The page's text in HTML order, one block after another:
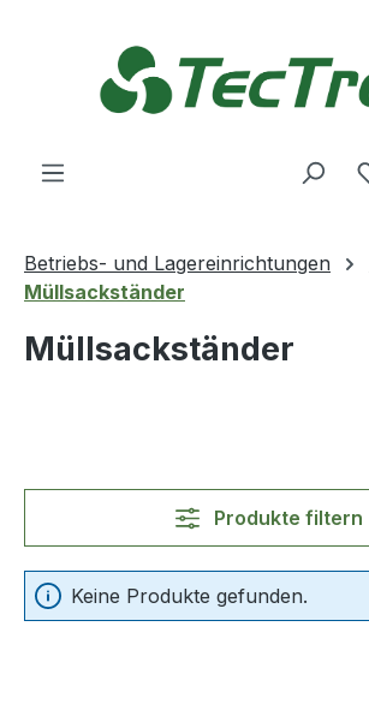
Betriebs- und Lagereinrichtungen
Müllsackständer
Müllsackständer
Produkte filtern
Keine Produkte gefunden.